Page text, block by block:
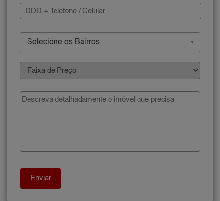
Selecione os Bairros